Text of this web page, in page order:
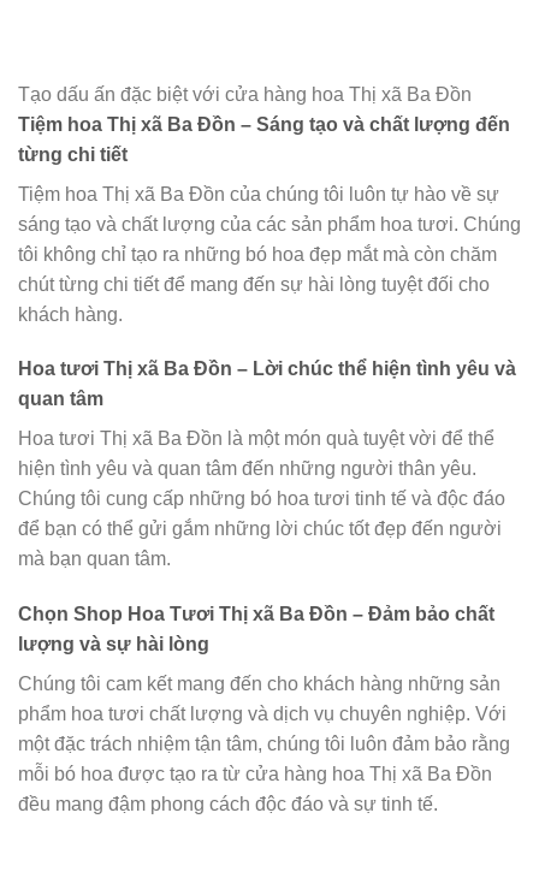
Tạo dấu ấn đặc biệt với cửa hàng hoa Thị xã Ba Đồn
Tiệm hoa Thị xã Ba Đồn – Sáng tạo và chất lượng đến
từng chi tiết
Tiệm hoa Thị xã Ba Đồn của chúng tôi luôn tự hào về sự
sáng tạo và chất lượng của các sản phẩm hoa tươi. Chúng
tôi không chỉ tạo ra những bó hoa đẹp mắt mà còn chăm
chút từng chi tiết để mang đến sự hài lòng tuyệt đối cho
khách hàng.
Hoa tươi Thị xã Ba Đồn – Lời chúc thể hiện tình yêu và
quan tâm
Hoa tươi Thị xã Ba Đồn là một món quà tuyệt vời để thể
hiện tình yêu và quan tâm đến những người thân yêu.
Chúng tôi cung cấp những bó hoa tươi tinh tế và độc đáo
để bạn có thể gửi gắm những lời chúc tốt đẹp đến người
mà bạn quan tâm.
Chọn Shop Hoa Tươi Thị xã Ba Đồn – Đảm bảo chất
lượng và sự hài lòng
Chúng tôi cam kết mang đến cho khách hàng những sản
phẩm hoa tươi chất lượng và dịch vụ chuyên nghiệp. Với
một đặc trách nhiệm tận tâm, chúng tôi luôn đảm bảo rằng
mỗi bó hoa được tạo ra từ cửa hàng hoa Thị xã Ba Đồn
đều mang đậm phong cách độc đáo và sự tinh tế.